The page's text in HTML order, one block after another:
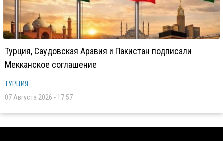
Турция, Саудовская Аравия и Пакистан подписали
Мекканское соглашение
ТУРЦИЯ
07 Августа 2026 - 17:57